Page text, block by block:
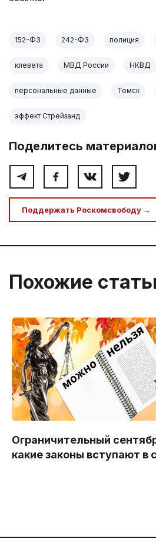
152-ФЗ 242-ФЗ полиция
клевета МВД России НКВД
персональные данные Томск
эффект Стрейзанд
Поделитесь
Поддержать Роскомсвободу →
Похожие
Ограничительный
какие законы вступают в